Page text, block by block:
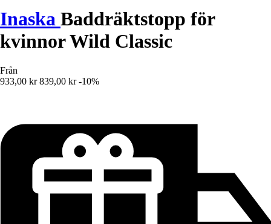
Inaska Baddräktstopp för
kvinnor Wild Classic
Från
933,00 kr 839,00 kr -10%